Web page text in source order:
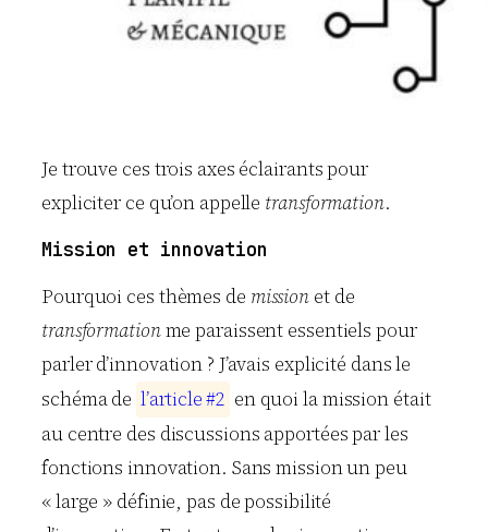
Je trouve ces trois axes éclairants pour
expliciter ce qu’on appelle transformation.
Mission et innovation
Pourquoi ces thèmes de mission et de
transformationme paraissent essentiels pour
parler d’innovation ? J’avais explicité dans le
schéma de l’article#2 en quoi la mission était
au centre des discussions apportées par les
fonctions innovation. Sans mission un peu
« large » définie, pas de possibilité